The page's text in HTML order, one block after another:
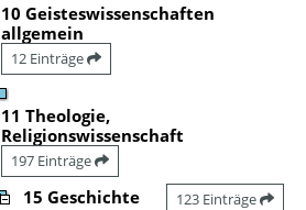
10 Geisteswissenschaften
allgemein
12 Einträge
11 Theologie,
Religionswissenschaft
197 Einträge
15 Geschichte 123 Einträge